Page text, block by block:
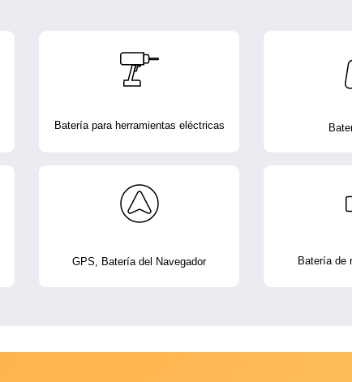
Batería para herramientas eléctricas
GPS, Batería del Navegador Batería de